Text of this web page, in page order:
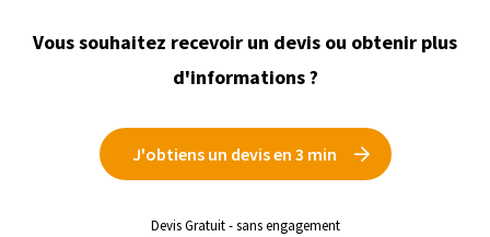
Vous souhaitez recevoir un devis ou obtenir plus
d'informations ?
J'obtiens un devis en 3 min
Devis Gratuit - sans engagement